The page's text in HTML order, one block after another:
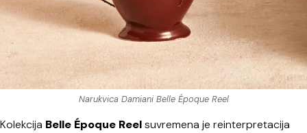
Narukvica Damiani Belle Époque Reel
Kolekcija Belle Époque Reelsuvremena je reinterpretacija